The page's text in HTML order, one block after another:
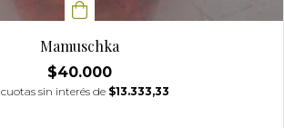
Mamuschka
$40.000
cuotas sin interés de $13.333,33